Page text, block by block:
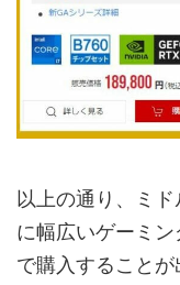
以上の通り、ミ
に幅広いゲーミン
で購入することが